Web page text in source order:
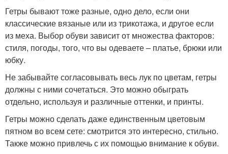
Гетры бывают тоже разные, одно дело, если они
классические вязаные или из трикотажа, и другое если
из меха. Выбор обуви зависит от множества факторов:
стиля, погоды, того, что вы одеваете – платье, брюки или
юбку.
Не забывайте согласовывать весь лук по цветам, гетры
должны с ними сочетаться. Это можно обыграть
отдельно, используя и различные оттенки, и принты.
Гетры можно сделать даже единственным цветовым
пятном во всем сете: смотрится это интересно, стильно.
Также можно привлечь с их помощью внимание к обуви.